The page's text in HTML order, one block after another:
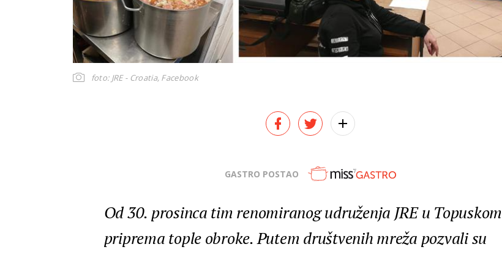
foto: JRE - Croatia, Facebook
GASTRO POSTAO
Od 30. prosinca tim renomiranog udruženja JRE u Topuskom
priprema tople obroke. Putem društvenih mreža pozvali su